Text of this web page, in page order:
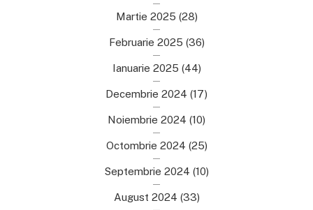
Martie 2025 (28)
Februarie 2025 (36)
Ianuarie 2025 (44)
Decembrie 2024 (17)
Noiembrie 2024 (10)
Octombrie 2024 (25)
Septembrie 2024 (10)
August 2024 (33)